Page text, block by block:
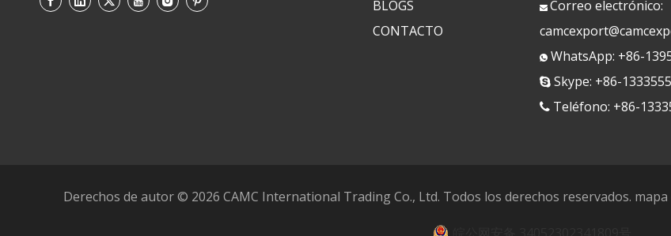
BLOGS
CONTACTO
 Correo electrónico:
WhatsApp: +86-
Skype: +86-
Teléfono: +86-
Derechos de autor © 2026 CAMC International Trading Co., Ltd. Todos los derechos reservados.